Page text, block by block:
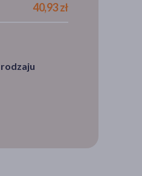
40,93 zł